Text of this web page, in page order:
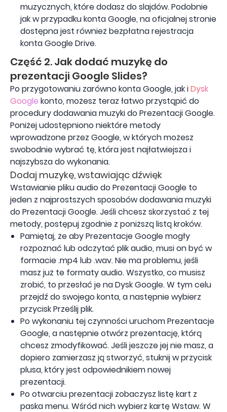
muzycznych, które dodasz do slajdów. Podobnie
jak w przypadku konta Google, na oficjalnej stronie
dostępna jest również bezpłatna rejestracja
konta Google Drive.
Część 2. Jak dodać muzykę do
prezentacji Google Slides?
Po przygotowaniu zarówno konta Google, jak iDysk
Google konto, możesz teraz łatwo przystąpić do
procedury dodawania muzyki do Prezentacji Google.
Poniżej udostępniono niektóre metody
wprowadzone przez Google, w których możesz
swobodnie wybrać tę, która jest najłatwiejsza i
najszybsza do wykonania.
Dodaj muzykę, wstawiając dźwięk
Wstawianie pliku audio do Prezentacji Google to
jeden z najprostszych sposobów dodawania muzyki
do Prezentacji Google. Jeśli chcesz skorzystać z tej
metody, postępuj zgodnie z poniższą listą kroków.
Pamiętaj, że aby Prezentacje Google mogły
rozpoznać lub odczytać plik audio, musi on być w
formacie .mp4 lub .wav. Nie ma problemu, jeśli
masz już te formaty audio. Wszystko, co musisz
zrobić, to przesłać je na Dysk Google. W tym celu
przejdź do swojego konta, a następnie wybierz
przycisk Prześlij plik.
Po wykonaniu tej czynności uruchom Prezentacje
Google, a następnie otwórz prezentację, którą
chcesz zmodyfikować. Jeśli jeszcze jej nie masz, a
dopiero zamierzasz ją stworzyć, stuknij w przycisk
plusa, który jest odpowiednikiem nowej
prezentacji.
Po otwarciu prezentacji zobaczysz listę kart z
paska menu. Wśród nich wybierz kartę Wstaw. W